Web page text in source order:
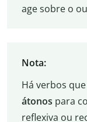
age sobre o
Nota:
Há verbos
átonos para
reflexiva ou